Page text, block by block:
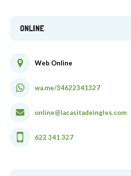
ONLINE
Web Online
wa.me/34622341327
online@lacasitadeingles.com
622 341 327